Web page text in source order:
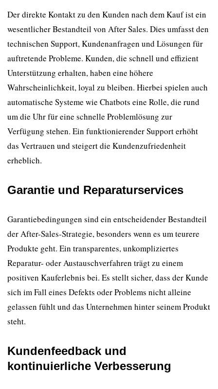
Der direkte Kontakt zu den Kunden nach dem Kauf ist ein
wesentlicher Bestandteil von After Sales. Dies umfasst den
technischen Support, Kundenanfragen und Lösungen für
auftretende Probleme. Kunden, die schnell und effizient
Unterstützung erhalten, haben eine höhere
Wahrscheinlichkeit, loyal zu bleiben. Hierbei spielen auch
automatische Systeme wie Chatbots eine Rolle, die rund
um die Uhr für eine schnelle Problemlösung zur
Verfügung stehen. Ein funktionierender Support erhöht
das Vertrauen und steigert die Kundenzufriedenheit
erheblich.
Garantie und Reparaturservices
Garantiebedingungen sind ein entscheidender Bestandteil
der After-Sales-Strategie, besonders wenn es um teurere
Produkte geht. Ein transparentes, unkompliziertes
Reparatur- oder Austauschverfahren trägt zu einem
positiven Kauferlebnis bei. Es stellt sicher, dass der Kunde
sich im Fall eines Defekts oder Problems nicht alleine
gelassen fühlt und das Unternehmen hinter seinem Produkt
steht.
Kundenfeedback und
kontinuierliche Verbesserung